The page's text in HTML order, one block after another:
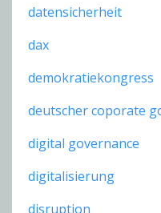
datensicherheit
dax
demokratiekongress
deutscher coporate
digital governance
digitalisierung
disruption